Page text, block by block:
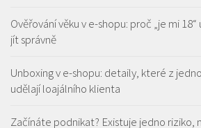
Ověřování věku v e-shopu: proč „je mi
jít správně
Unboxing v e-shopu: detaily, které z
udělají loajálního klienta
Začínáte podnikat? Existuje jedno riziko,